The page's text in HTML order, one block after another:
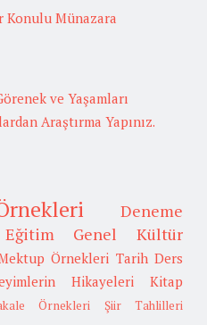
Konulu Münazara
ve Yaşamları
Araştırma Yapınız.
Deneme
Eğitim Genel Kültür
Örnekleri Tarih Ders
Hikayeleri
Kitap
Örnekleri Şiir Tahlilleri